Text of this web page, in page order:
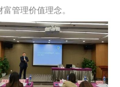
管理价值理念。